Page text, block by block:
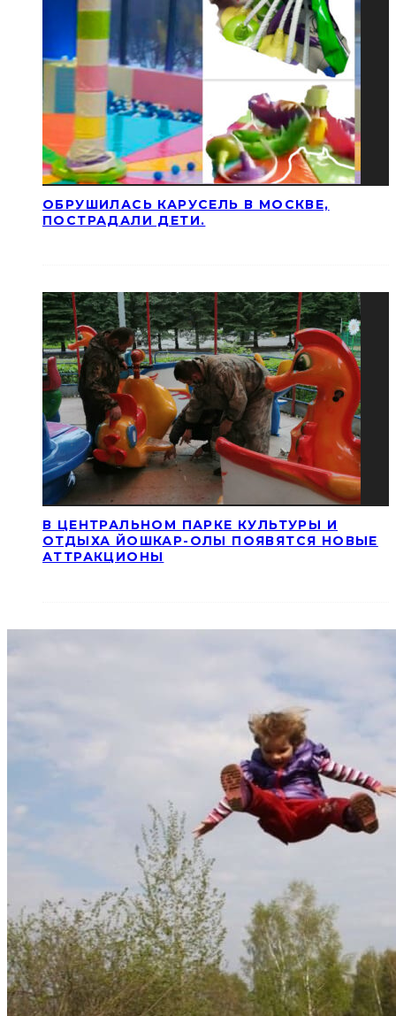
ОБРУШИЛАСЬ КАРУСЕЛЬ В МОСКВЕ,
ПОСТРАДАЛИ ДЕТИ.
В ЦЕНТРАЛЬНОМ ПАРКЕ КУЛЬТУРЫ И
ОТДЫХА ЙОШКАР-ОЛЫ ПОЯВЯТСЯ НОВЫЕ
АТТРАКЦИОНЫ